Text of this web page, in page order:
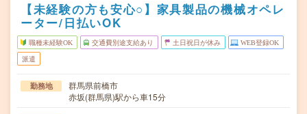
【未経験の方も安心○】家具製品の機械オペレ
ーター/日払いOK
職種未経験OK 交通費別途支給あり 土日祝日が休み WEB登録OK
派遣
勤務地
群馬県前橋市
赤坂(群馬県)駅から車15分